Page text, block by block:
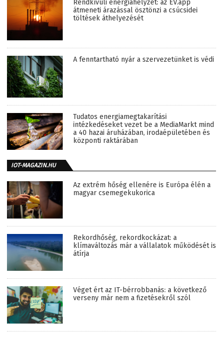
Rendkívüli energiahelyzet: az EV.app
átmeneti árazással ösztönzi a csúcsidei
töltések áthelyezését
A fenntartható nyár a szervezetünket is védi
Tudatos energiamegtakarítási
intézkedéseket vezet be a MediaMarkt mind
a 40 hazai áruházában, irodaépületében és
központi raktárában
IOT-MAGAZIN.HU
Az extrém hőség ellenére is Európa élén a
magyar csemegekukorica
Rekordhőség, rekordkockázat: a
klímaváltozás már a vállalatok működését is
átírja
Véget ért az IT-bérrobbanás: a következő
verseny már nem a fizetésekről szól